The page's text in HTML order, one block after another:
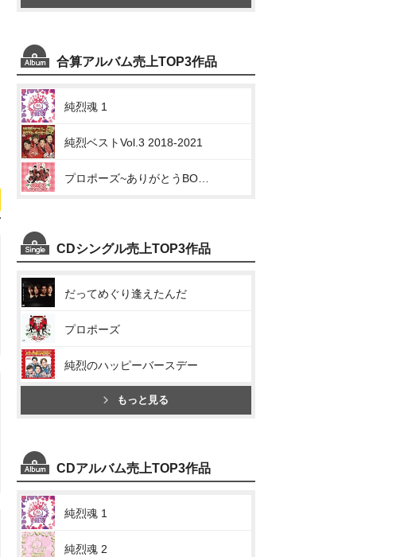
合算アルバム売上TOP3作品
純烈魂 1
純烈ベストVol.3 2018-2021
CDシングル売上TOP3作品
だってめぐり逢えたんだ
プロポーズ
純烈のハッピーバースデー
もっと見る
CDアルバム売上TOP3作品
純烈魂 1
純烈魂 2